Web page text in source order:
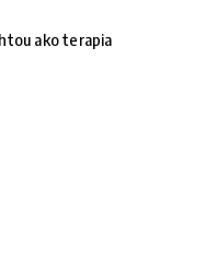
ako terapia